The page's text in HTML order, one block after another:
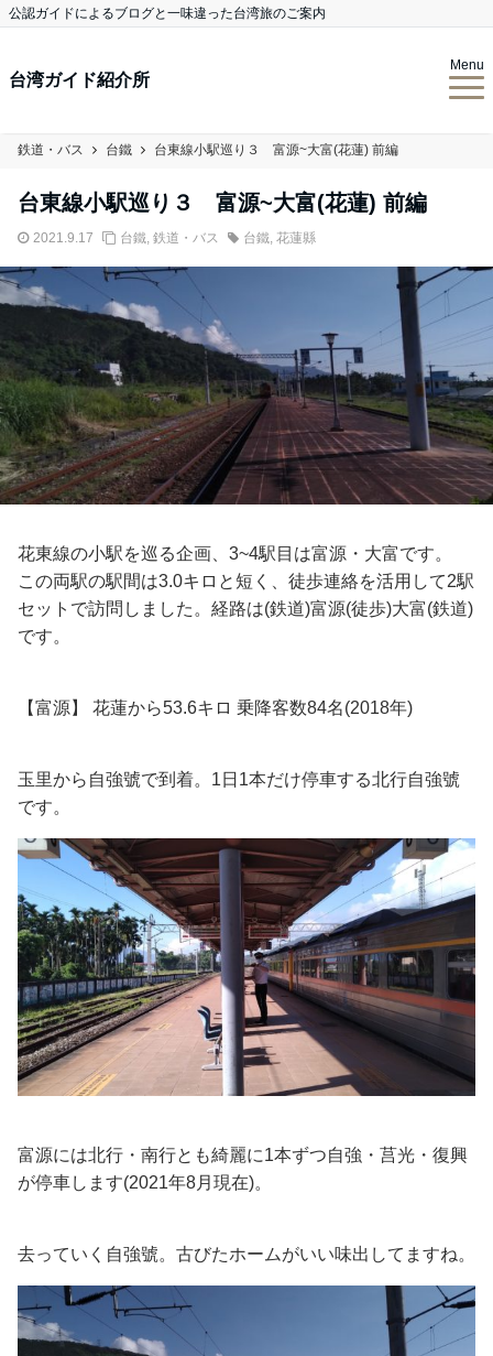
公認ガイドによるブログと一味違った台湾旅のご案内
台湾ガイド紹介所
Menu
鉄道・バス 台鐵 台東線小駅巡り３ 富源~大富(花蓮) 前編
台東線小駅巡り３ 富源~大富(花蓮) 前編
2021.9.17 台鐵, 鉄道・バス 台鐵, 花蓮縣
花東線の小駅を巡る企画、3~4駅目は富源・大富です。
この両駅の駅間は3.0キロと短く、徒歩連絡を活用して2駅
セットで訪問しました。経路は(鉄道)富源(徒歩)大富(鉄道)
です。
【富源】 花蓮から53.6キロ 乗降客数84名(2018年)
玉里から自強號で到着。1日1本だけ停車する北行自強號
です。
富源には北行・南行とも綺麗に1本ずつ自強・莒光・復興
が停車します(2021年8月現在)。
去っていく自強號。古びたホームがいい味出してますね。